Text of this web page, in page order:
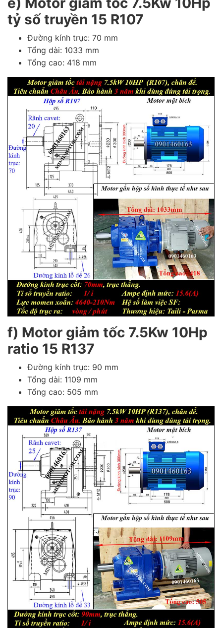
tỷ số truyền 15 R107
Đường kính trục: 70 mm
Tổng dài: 1033 mm
Tổng cao: 418 mm
f) Motor giảm tốc 7.5Kw 10Hp
ratio 15 R137
Đường kính trục: 90 mm
Tổng dài: 1109 mm
Tổng cao: 505 mm